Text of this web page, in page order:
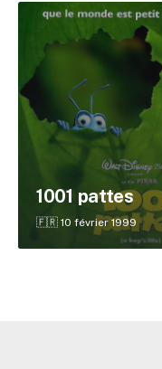
1001 pattes
🇫🇷 10 février 1999
✕